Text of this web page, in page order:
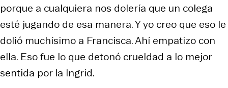
porque a cualquiera nos dolería que un colega
esté jugando de esa manera. Y yo creo que eso le
dolió muchísimo a Francisca. Ahí empatizo con
ella. Eso fue lo que detonó crueldad a lo mejor
sentida por la Ingrid.